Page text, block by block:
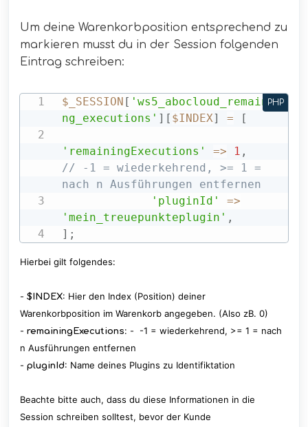
Um deine Warenkorbposition entsprechend zu
markieren musst du in der Session folgenden
Eintrag schreiben:
$_SESSION [ 'ws5_abocloud_remaini
ng_executions' ] [ $INDEX] = [
'remainingExecutions' => 1 ,
// -1 = wiederkehrend, >= 1 =
nach n Ausführungen entfernen
'pluginId'
=>
'mein_treuepunkteplugin' ,
] ;
PHP
Hierbei gilt folgendes:
- $INDEX: Hier den Index (Position) deiner
Warenkorbposition im Warenkorb angegeben. (Also zB. 0)
- remainingExecutions: - -1 = wiederkehrend, >= 1 = nach
n Ausführungen entfernen
- pluginId: Name deines Plugins zu Identifiktation
Beachte bitte auch, dass du diese Informationen in die
Session schreiben solltest, bevor der Kunde